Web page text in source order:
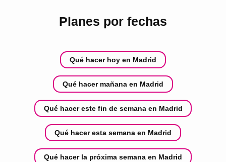
Planes por fechas
Qué hacer hoy en Madrid
Qué hacer mañana en Madrid
Qué hacer este fin de semana en Madrid
Qué hacer esta semana en Madrid
Qué hacer la próxima semana en Madrid